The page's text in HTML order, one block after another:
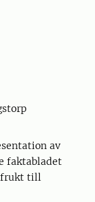
av
faktabladet
till